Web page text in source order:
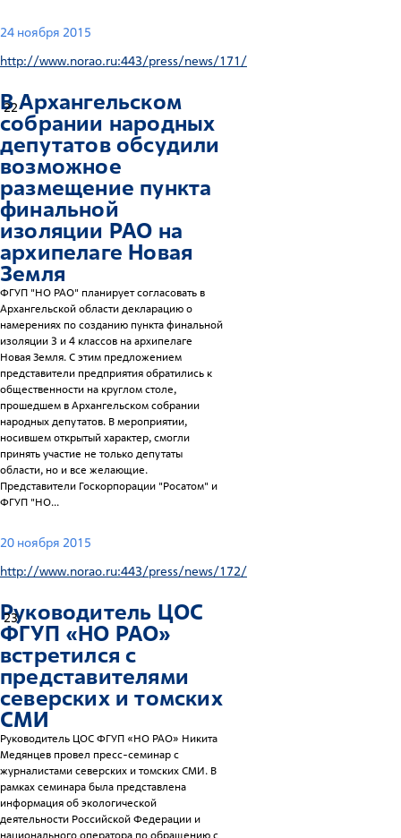
24 ноября 2015
http://www.norao.ru:443/press/news/171/
22
В Архангельском
собрании народных
депутатов обсудили
возможное
размещение пункта
финальной
изоляции РАО на
архипелаге Новая
Земля
ФГУП "НО РАО" планирует согласовать в
Архангельской области декларацию о
намерениях по созданию пункта финальной
изоляции 3 и 4 классов на архипелаге
Новая Земля. С этим предложением
представители предприятия обратились к
общественности на круглом столе,
прошедшем в Архангельском собрании
народных депутатов. В мероприятии,
носившем открытый характер, смогли
принять участие не только депутаты
области, но и все желающие.
Представители Госкорпорации "Росатом" и
ФГУП "НО...
20 ноября 2015
http://www.norao.ru:443/press/news/172/
23
Руководитель ЦОС
ФГУП «НО РАО»
встретился с
представителями
северских и томских
СМИ
Руководитель ЦОС ФГУП «НО РАО» Никита
Медянцев провел пресс-семинар с
журналистами северских и томских СМИ. В
рамках семинара была представлена
информация об экологической
деятельности Российской Федерации и